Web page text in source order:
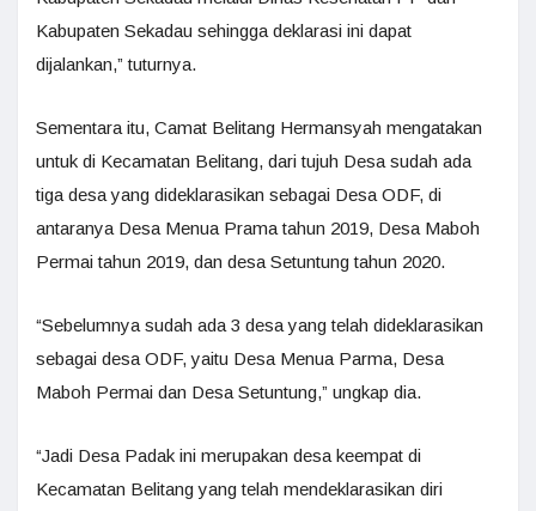
Kabupaten Sekadau sehingga deklarasi ini dapat
dijalankan,” tuturnya.
Sementara itu, Camat Belitang Hermansyah mengatakan
untuk di Kecamatan Belitang, dari tujuh Desa sudah ada
tiga desa yang dideklarasikan sebagai Desa ODF, di
antaranya Desa Menua Prama tahun 2019, Desa Maboh
Permai tahun 2019, dan desa Setuntung tahun 2020.
“Sebelumnya sudah ada 3 desa yang telah dideklarasikan
sebagai desa ODF, yaitu Desa Menua Parma, Desa
Maboh Permai dan Desa Setuntung,” ungkap dia.
“Jadi Desa Padak ini merupakan desa keempat di
Kecamatan Belitang yang telah mendeklarasikan diri